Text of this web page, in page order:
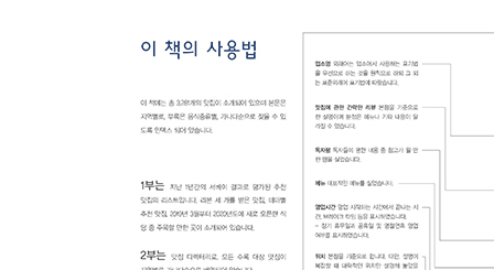
화천군/ 횡성군
경기도: 가평군/ 고양시/ 고양시(일산)/ 과천시/
수원시/ 시흥시/ 안산시/ 안성시/ 안양시/ 양주시/
파주시/ 평택시/ 포천시/ 하남시/ 화성시
경상남도: 거제시/ 거창군/ 김해시/ 남해군/ 밀양
통영시/ 하동군/ 함안군/ 함양군/ 합천군
경상북도: 경산시/ 경주시/ 고령군/ 구미시/ 김천
울진군/ 청도군/ 청송군/ 칠곡군/ 포항시